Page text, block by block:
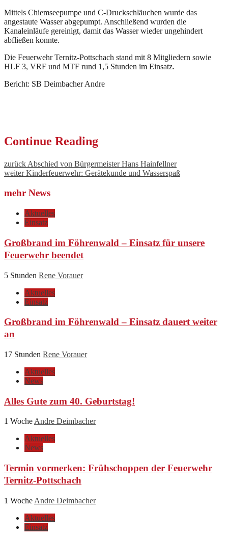
Mittels Chiemseepumpe und C-Druckschläuchen wurde das
angestaute Wasser abgepumpt. Anschließend wurden die
Kanaleinläufe gereinigt, damit das Wasser wieder ungehindert
abfließen konnte.
Die Feuerwehr Ternitz-Pottschach stand mit 8 Mitgliedern sowie
HLF 3, VRF und MTF rund 1,5 Stunden im Einsatz.
Bericht: SB Deimbacher Andre
Continue Reading
zurück Abschied von Bürgermeister Hans Hainfellner
weiterKinderfeuerwehr: Gerätekunde und Wasserspaß
mehr News
Aktuelles
Einsatz
Großbrand im Föhrenwald – Einsatz für unsere
Feuerwehr beendet
5 Stunden Rene Vorauer
Aktuelles
Einsatz
Großbrand im Föhrenwald – Einsatz dauert weiter
an
17 Stunden Rene Vorauer
Aktuelles
News
Alles Gute zum 40. Geburtstag!
1 Woche Andre Deimbacher
Aktuelles
News
Termin vormerken: Frühschoppen der Feuerwehr
Ternitz-Pottschach
1 Woche Andre Deimbacher
Aktuelles
Einsatz